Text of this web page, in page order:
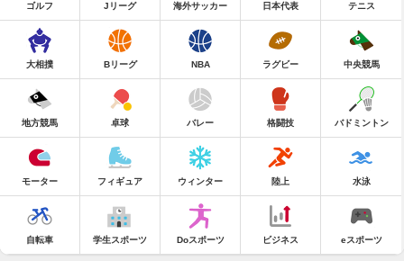
ゴルフ Jリーグ 海外サッカー 日本代表 テニス
大相撲 Bリーグ NBA ラグビー 中央競馬
地方競馬 卓球 バレー 格闘技 バドミントン
モーター フィギュア ウィンター 陸上 水泳
自転車 学生スポーツ Doスポーツ ビジネス eスポーツ